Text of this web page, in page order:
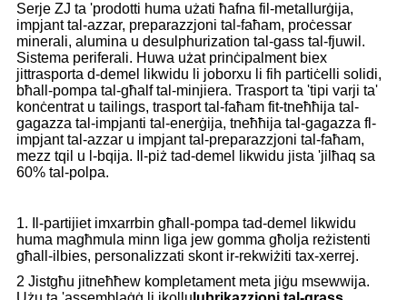
Serje ZJ ta 'prodotti huma użati ħafna fil-metallurġija,
impjant tal-azzar, preparazzjoni tal-faħam, proċessar
minerali, alumina u desulphurization tal-gass tal-fjuwil.
Sistema periferali. Huwa użat prinċipalment biex
jittrasporta d-demel likwidu li joborxu li fih partiċelli solidi,
bħall-pompa tal-għalf tal-minjiera. Trasport ta 'tipi varji ta'
konċentrat u tailings, trasport tal-faħam fit-tneħħija tal-
gagazza tal-impjanti tal-enerġija, tneħħija tal-gagazza fl-
impjant tal-azzar u impjant tal-preparazzjoni tal-faħam,
mezz tqil u l-bqija. Il-piż tad-demel likwidu jista 'jilħaq sa
60% tal-polpa.
1. Il-partijiet imxarrbin għall-pompa tad-demel likwidu
huma magħmula minn liga jew gomma għolja reżistenti
għall-ilbies, personalizzati skont ir-rekwiżiti tax-xerrej.
2 Jistgħu jitneħħew kompletament meta jiġu msewwija.